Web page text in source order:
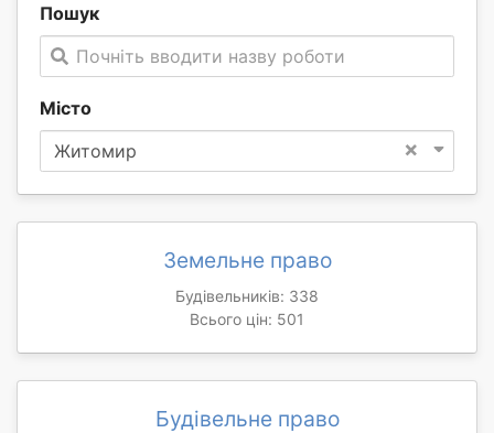
Пошук
Почніть вводити назву роботи
Місто
×
Житомир
Земельне право
Будівельників: 338
Всього цін: 501
Будівельне право